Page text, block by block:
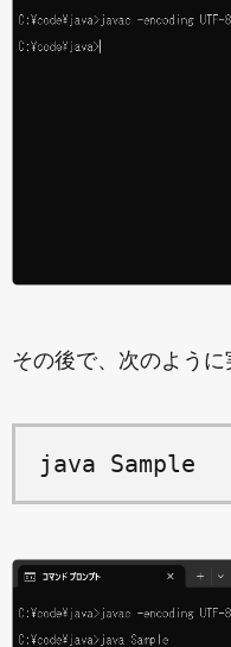
その後で、次のように
java Sample